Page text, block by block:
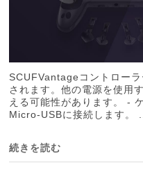
SCUFVantageコントロー
されます。他の電源を使用
える可能性があります。 -
Micro-USBに接続します。
続きを読む